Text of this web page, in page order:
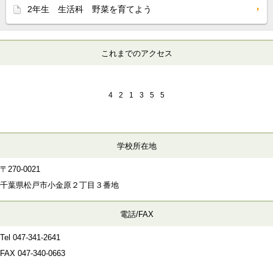
2年生 生活科 野菜を育てよう
これまでのアクセス
4 2 1 3 5 5
学校所在地
〒270-0021
千葉県松戸市小金原２丁目３番地
電話/FAX
Tel 047-341-2641
FAX 047-340-0663